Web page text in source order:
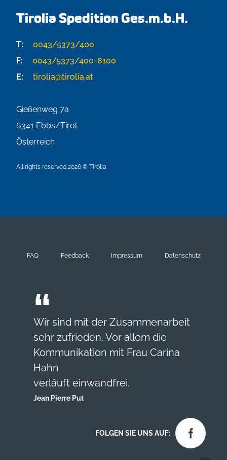
Tirolia Spedition Ges.m.b.H.
T:
0043/5373/400
F:
0043/5373/400-8100
E:
tirolia@tirolia.at
Gießenweg 7a
6341 Ebbs/Tirol
Österreich
All rights reserved 2026 © Tirolia
FAQ Feedback Impressum Datenschutz
Wir sind mit der Zusammenarbeit
sehr zufrieden. Vor allem die
Kommunikation mit Frau Carina
Hahn
verläuft einwandfrei.
Jean Pierre Put
FOLGEN SIE UNS AUF: